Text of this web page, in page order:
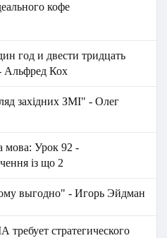
кофе
год и двести тридцать
Альфред Кох
західних ЗМІ" - Олег
мова: Урок 92 -
із що 2
выгодно" - Игорь Эйдман
стратегического